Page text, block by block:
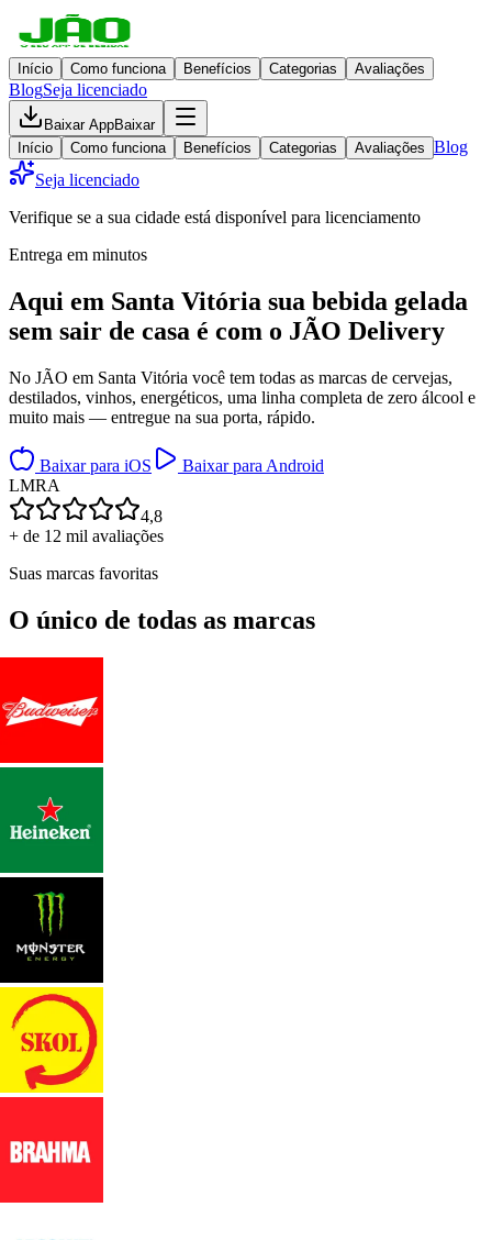
Início Como funciona Benefícios Categorias Avaliações
BlogSeja licenciado
Baixar AppBaixar
Início
Como funciona Benefícios Categorias Avaliações Blog
Seja licenciado
Verifique se a sua cidade está disponível para licenciamento
Entrega em minutos
Aqui em Santa Vitória sua bebida gelada
sem sair de casa é com o JÃO Delivery
No JÃO em Santa Vitória você tem todas as marcas de cervejas,
destilados, vinhos, energéticos, uma linha completa de zero álcool e
muito mais — entregue na sua porta, rápido.
Baixar para iOS
Baixar para Android
LMRA
4,8
+ de 12 mil avaliações
Suas marcas favoritas
O único de todas as marcas